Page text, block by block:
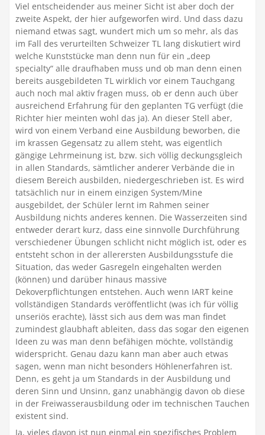
Viel entscheidender aus meiner Sicht ist aber doch der
zweite Aspekt, der hier aufgeworfen wird. Und dass dazu
niemand etwas sagt, wundert mich um so mehr, als das
im Fall des verurteilten Schweizer TL lang diskutiert wird
welche Kunststücke man denn nun für ein „deep
specialty“ alle draufhaben muss und ob man denn einen
bereits ausgebildeten TL wirklich vor einem Tauchgang
auch noch mal aktiv fragen muss, ob er denn auch über
ausreichend Erfahrung für den geplanten TG verfügt (die
Richter hier meinten wohl das ja). An dieser Stell aber,
wird von einem Verband eine Ausbildung beworben, die
im krassen Gegensatz zu allem steht, was eigentlich
gängige Lehrmeinung ist, bzw. sich völlig deckungsgleich
in allen Standards, sämtlicher anderer Verbände die in
diesem Bereich ausbilden, niedergeschrieben ist. Es wird
tatsächlich nur in einem einzigen System/Mine
ausgebildet, der Schüler lernt im Rahmen seiner
Ausbildung nichts anderes kennen. Die Wasserzeiten sind
entweder derart kurz, dass eine sinnvolle Durchführung
verschiedener Übungen schlicht nicht möglich ist, oder es
entsteht schon in der allerersten Ausbildungsstufe die
Situation, das weder Gasregeln eingehalten werden
(können) und darüber hinaus massive
Dekoverpflichtungen entstehen. Auch wenn IART keine
vollständigen Standards veröffentlicht (was ich für völlig
unseriös erachte), lässt sich aus dem was man findet
zumindest glaubhaft ableiten, dass das sogar den eigenen
Ideen zu was man denn befähigen möchte, vollständig
widerspricht. Genau dazu kann man aber auch etwas
sagen, wenn man nicht besonders Höhlenerfahren ist.
Denn, es geht ja um Standards in der Ausbildung und
deren Sinn und Unsinn, ganz unabhängig davon ob diese
in der Freiwasserausbildung oder im technischen Tauchen
existent sind.
Ja, vieles davon ist nun einmal ein spezifisches Problem